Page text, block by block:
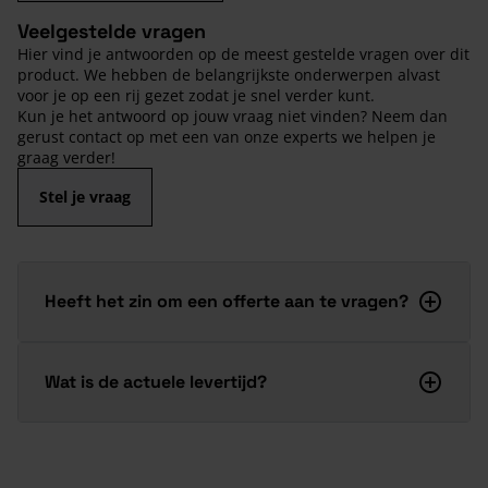
Veelgestelde vragen
Hier vind je antwoorden op de meest gestelde vragen over dit
product. We hebben de belangrijkste onderwerpen alvast
voor je op een rij gezet zodat je snel verder kunt.
Kun je het antwoord op jouw vraag niet vinden? Neem dan
gerust contact op met een van onze experts we helpen je
graag verder!
Stel je vraag
Heeft het zin om een offerte aan te vragen?
Wat is de actuele levertijd?